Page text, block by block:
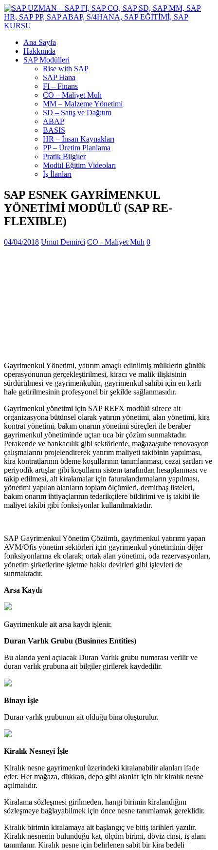
Ana Sayfa
Hakkımda
SAP Modülleri
Rise with SAP
SAP Hana
FI – Finans
CO – Maliyet Muh
MM – Malzeme Yönetimi
SD – Satış ve Dağıtım
ABAP
BASIS
HR – İnsan Kaynakları
PP – Üretim Planlama
Pratik Bilgiler
Modül Eğitim Videoları
İş İlanları
SAP ESNEK GAYRİMENKUL
YÖNETİMİ MODÜLÜ (SAP RE-
FLEXIBLE)
04/04/2018 Umut Demirci CO - Maliyet Muh 0
Gayrimenkul Yönetimi, yatırım amaçlı edinilmiş mülklerin günlük
operasyonunun gerçekleştirilmesi, kiracı ve malik ilişkisinin
sürdürülmesi ve gayrimenkulün, gayrimenkul sahibi için en karlı
hale getirilmesinin profesyonel bir şekilde sağlanmasıdır.
Gayrimenkul yönetimi için SAP REFX modülü sürece ait
organizasyona bütünsel olarak yatırım yönetimi, alan yönetimi, kira
kontrat yönetimi, bakım onarım yönetimi süreçleri ile beraber
gayrimenkul yönetiminde uçtan uca bir çözüm sunmaktadır.
Perakende ve bankacılık gibi sektörlerde, mağaza/şube renovasyon
çalışmalarını projelendirerek yatırım maliyeti takibinin yapılması,
kira kontratlarının ödeme koşullarının tanımlanması, cezai şartları ve
periyodik artışlar gibi koşulların sistem tarafından hesaplanması ve
takip edilmesi, alt kiralamalar için faturalandırmaların yapılması,
yönetimi yapılan alanların toplam ölçümleri, demirbaş listeleri,
bakım onarım ihtiyaçlarının tedarikçilere bildirimi ve iş takibi ile
maliyet takibi gibi fonksiyonlar kullanılmaktadır.
SAP Gayrimenkul Yönetim Çözümü, gayrimenkul yatırımı yapan
AVM/Ofis yönetim sektörleri için gayrimenkul yönetiminin diğer
fonksiyonlarına ek olarak; ortak alan yönetimi, oda rezervasyonları,
yönetim şirketlerine işletme hakkı devirleri gibi işlevleri de
sunmaktadır.
Arsa Kaydı
Gayrimenkule ait arsa kaydı işlenir.
Duran Varlık Grubu (Businnes Entities)
Bu alanda yeni açılacak Duran Varlık grubu numarası verilir ve
duran varlık grubuna ait bilgiler girilerek kaydedilir.
Binayı İşle
Duran varlık grubunun ait olduğu bina oluşturulur.
Kiralık Nesneyi İşle
Kiralık nesne gayrimenkul üzerindeki kiralanabilir alanları ifade
eder. Her mağaza, dükkan, depo gibi alanlar için bir kiralık nesne
açılmalıdır.
Kiralama sözleşmesi girilmeden, hangi birimin kiralandığını
sözleşmeye bağlayabilmek için önce nesne tanımlamak gereklidir.
Kiralık birimin kiralamaya ait başlangıç ve bitiş tarihleri yazılır.
Kiralık nesnenin bulunduğu kat, ölçüm birimi, döviz cinsi, iş alanı
tanımlanır. Kiralık nesne için belirlenen sabit bir kira bedeli